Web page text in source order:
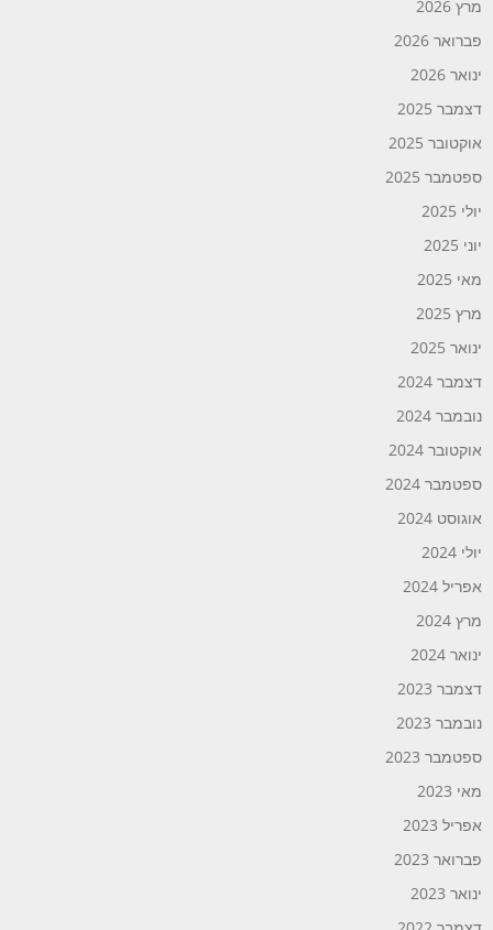
מרץ 2026
פברואר 2026
ינואר 2026
דצמבר 2025
אוקטובר 2025
ספטמבר 2025
יולי 2025
יוני 2025
מאי 2025
מרץ 2025
ינואר 2025
דצמבר 2024
נובמבר 2024
אוקטובר 2024
ספטמבר 2024
אוגוסט 2024
יולי 2024
אפריל 2024
מרץ 2024
ינואר 2024
דצמבר 2023
נובמבר 2023
ספטמבר 2023
מאי 2023
אפריל 2023
פברואר 2023
ינואר 2023